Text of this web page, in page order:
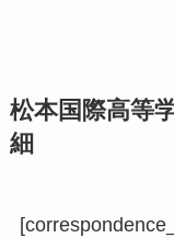
松本国際高等
細